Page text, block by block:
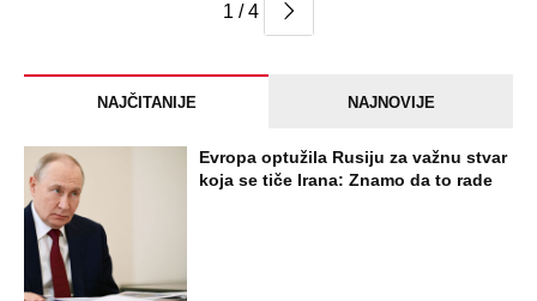
1 / 4
NAJČITANIJE NAJNOVIJE
Evropa optužila Rusiju za važnu stvar
koja se tiče Irana: Znamo da to rade